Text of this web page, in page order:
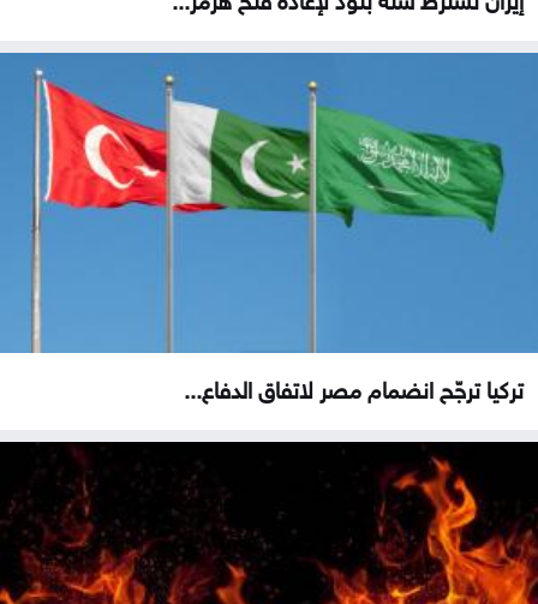
تركيا ترجّح انضمام مصر لاتفاق الدفاع...